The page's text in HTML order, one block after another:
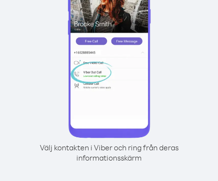
Välj kontakten i Viber och ring från deras
informationsskärm